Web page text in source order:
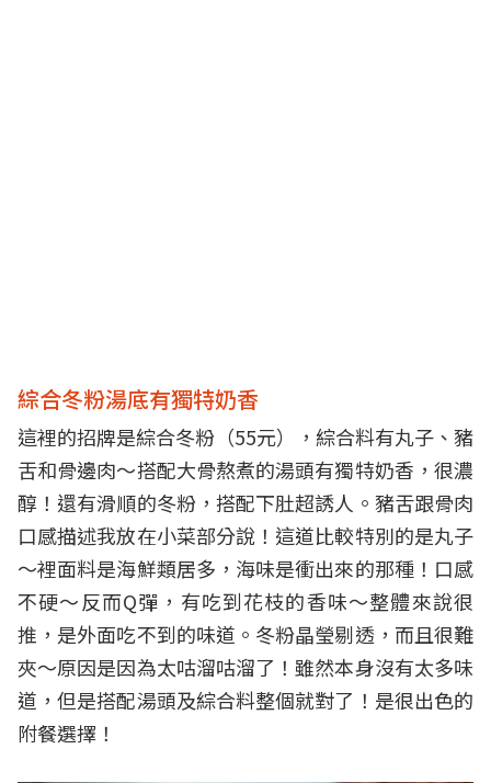
綜合冬粉湯底有獨特奶香
這裡的招牌是綜合冬粉（55元），綜合料有丸子、豬
舌和骨邊肉～搭配大骨熬煮的湯頭有獨特奶香，很濃
醇！還有滑順的冬粉，搭配下肚超誘人。豬舌跟骨肉
口感描述我放在小菜部分說！這道比較特別的是丸子
～裡面料是海鮮類居多，海味是衝出來的那種！口感
不硬～反而Q彈，有吃到花枝的香味～整體來說很
推，是外面吃不到的味道。冬粉晶瑩剔透，而且很難
夾～原因是因為太咕溜咕溜了！雖然本身沒有太多味
道，但是搭配湯頭及綜合料整個就對了！是很出色的
附餐選擇！